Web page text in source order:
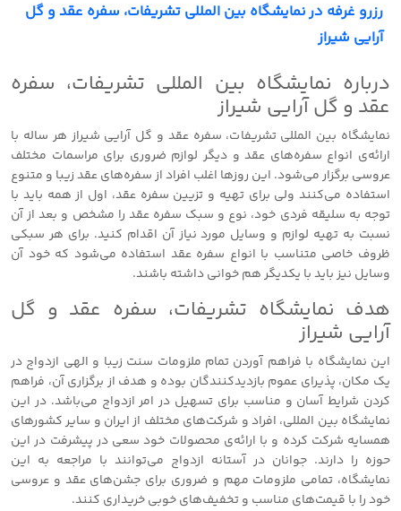
رزرو غرفه در نمایشگاه بین المللی تشریفات، سفره عقد و گل
آرایی شیراز
درباره نمایشگاه بین المللی تشریفات، سفره
عقد و گل آرایی شیراز
نمایشگاه بین المللی تشریفات، سفره عقد و گل آرایی شیراز هر ساله با
ارائه‌ی انواع سفره‌های عقد و دیگر لوازم ضروری برای مراسمات مختلف
عروسی برگزار می‌شود. این روزها اغلب افراد از سفره‌های عقد زیبا و متنوع
استفاده می‌کنند ولی برای​ تهیه و تزیین سفره عقد، اول از همه باید با
توجه به سلیقه فردی خود، نوع و سبک سفره عقد را مشخص و بعد از آن
نسبت به تهیه لوازم و وسایل مورد نیاز آن اقدام کنید. ​برای هر سبکی
ظروف خاصی متناسب با انواع سفره عقد استفاده می‌شود که خود آن
وسایل نیز باید با یکدیگر هم خوانی داشته باشند.
هدف نمایشگاه تشریفات، سفره عقد و گل
آرایی شیراز
این نمایشگاه با فراهم آوردن تمام ملزومات سنت زیبا و الهی ازدواج در
یک مکان، پذیرای عموم بازدیدکنندگان بوده و هدف از برگزاری آن، فراهم
کردن شرایط آسان و مناسب برای تسهیل در امر ازدواج می‌باشد. در این
نمایشگاه بین المللی، افراد و شرکت‌های مختلف از ایران و سایر کشورهای
همسایه شرکت کرده و با ارائه‌ی محصولات خود سعی در پیشرفت در این
حوزه را دارند. جوانان در آستانه ازدواج می‌توانند با مراجعه به این
نمایشگاه، تمامی ملزومات مهم و ضروری برای جشن‌های عقد و عروسی
خود را با قیمت‌های مناسب و تخفیف‌های خوبی خریداری کنند.